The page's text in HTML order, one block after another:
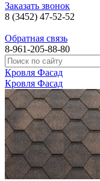
Заказать звонок
8 (3452) 47-52-52
Обратная связь
8-961-205-88-80
Кровля Фасад
Кровля Фасад